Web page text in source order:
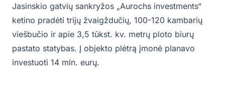
Jasinskio gatvių sankryžos „Aurochs investments“
ketino pradėti trijų žvaigždučių, 100-120 kambarių
viešbučio ir apie 3,5 tūkst. kv. metrų ploto biurų
pastato statybas. Į objekto plėtrą įmonė planavo
investuoti 14 mln. eurų.